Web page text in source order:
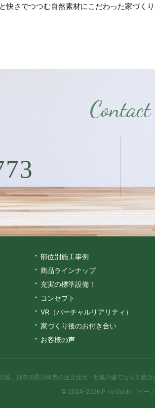
快さでつつむ自然素材にこだわった家づく
Contact
部位別施工事例
商品ラインナップ
充実の標準設備！
コンセプト
VR（バーチャルリアリティ）
家づくり後のお付き合い
お客様の声
© 2024-2026 P no Ouchi（ピーノ
、 神奈川県川崎市の注文住宅・新築戸建てなら工務店